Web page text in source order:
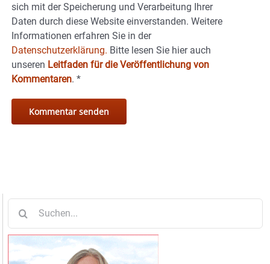
sich mit der Speicherung und Verarbeitung Ihrer
Daten durch diese Website einverstanden. Weitere
Informationen erfahren Sie in der
Datenschutzerklärung. Bitte lesen Sie hier auch
unseren Leitfaden für die Veröffentlichung von
Kommentaren. *
nach: